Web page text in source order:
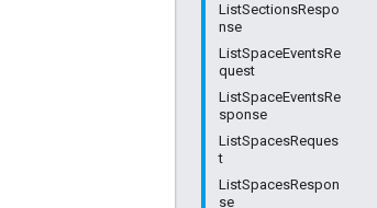
ListSectionsRespo
nse
ListSpaceEventsRe
quest
ListSpaceEventsRe
sponse
ListSpacesReques
t
ListSpacesRespon
se